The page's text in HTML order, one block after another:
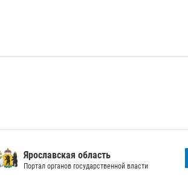
Ярославская область
Портал органов государственной власти